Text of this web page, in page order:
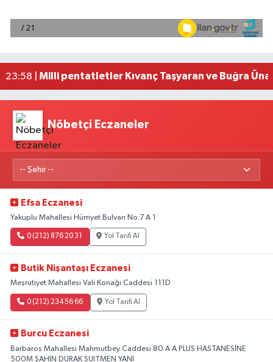
00:39 |
Mersin'de uyuşturucu operasyonunda 190
23:58 | Milli pentatletler Kıvanç Taşyaran ve Buğra
Nöbetçi Eczaneler
Efsa Eczanesi
Yakuplu Mahallesi Hürriyet Bulvarı No:7 A 1
0 (212) 876 20 31 Yol Tarifi Al
Butik Nişantaşı Eczanesi
Meşrutiyet Mahallesi Vali Konağı Caddesi 111D
0 (212) 234 56 66 Yol Tarifi Al
Burcu Eczanesi
Barbaros Mahallesi Mahmutbey Caddesi 80 A A PLUS HASTANESİNE
500M ŞAHİN DURAK SUITMEN YANI